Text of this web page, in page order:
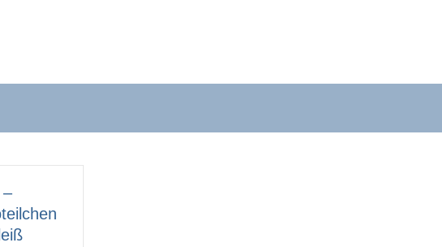
Pfeile nach oben und unten, um sie zu überprüfen, und die